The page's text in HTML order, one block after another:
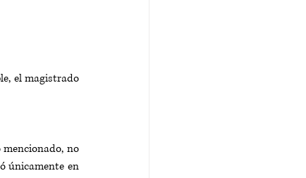
el magistrado
no
únicamente en